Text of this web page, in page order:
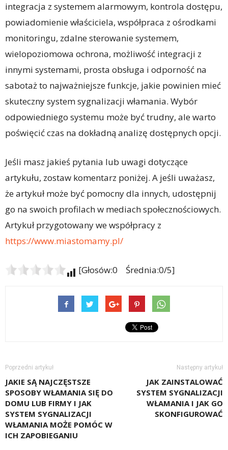
integracja z systemem alarmowym, kontrola dostępu,
powiadomienie właściciela, współpraca z ośrodkami
monitoringu, zdalne sterowanie systemem,
wielopoziomowa ochrona, możliwość integracji z
innymi systemami, prosta obsługa i odporność na
sabotaż to najważniejsze funkcje, jakie powinien mieć
skuteczny system sygnalizacji włamania. Wybór
odpowiedniego systemu może być trudny, ale warto
poświęcić czas na dokładną analizę dostępnych opcji.
Jeśli masz jakieś pytania lub uwagi dotyczące
artykułu, zostaw komentarz poniżej. A jeśli uważasz,
że artykuł może być pomocny dla innych, udostępnij
go na swoich profilach w mediach społecznościowych.
Artykuł przygotowany we współpracy z
https://www.miastomamy.pl/
[Głosów:0 Średnia:0/5]
Poprzedni artykuł
JAKIE SĄ NAJCZĘSTSZE
SPOSOBY WŁAMANIA SIĘ DO
DOMU LUB FIRMY I JAK
SYSTEM SYGNALIZACJI
WŁAMANIA MOŻE POMÓC W
ICH ZAPOBIEGANIU
Następny artykuł
JAK ZAINSTALOWAĆ
SYSTEM SYGNALIZACJI
WŁAMANIA I JAK GO
SKONFIGUROWAĆ